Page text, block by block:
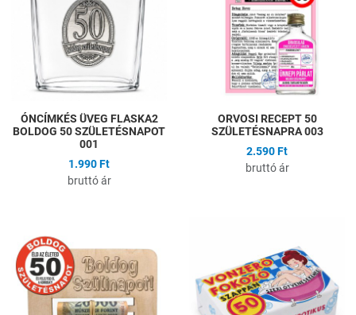
ÓNCÍMKÉS ÜVEG FLASKA2
BOLDOG 50 SZÜLETÉSNAPOT
001
1.990 Ft
bruttó ár
ORVOSI RECEPT 50
SZÜLETÉSNAPRA 003
2.590 Ft
bruttó ár
Összehasonlítás
Gyors nézet